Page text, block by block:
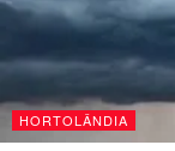
HORTOLÂNDIA